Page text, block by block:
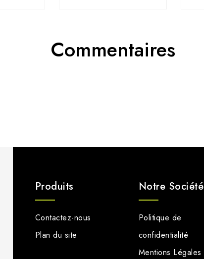
Commentaires
Produits
Contactez-nous
Plan du site
Notre Société
Politique de
confidentialité
Mentions Légales